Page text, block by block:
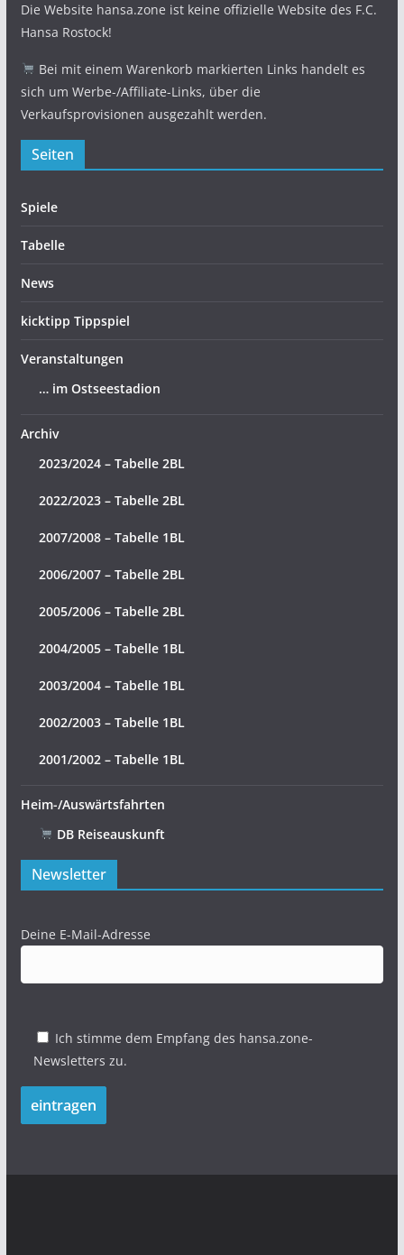
Die Website hansa.zone ist keine offizielle Website des F.C.
Hansa Rostock!
Bei mit einem Warenkorb markierten Links handelt es
sich um Werbe-/Affiliate-Links, über die
Verkaufsprovisionen ausgezahlt werden.
Seiten
Spiele
Tabelle
News
kicktipp Tippspiel
Veranstaltungen
… im Ostseestadion
Archiv
2023/2024 – Tabelle 2BL
2022/2023 – Tabelle 2BL
2007/2008 – Tabelle 1BL
2006/2007 – Tabelle 2BL
2005/2006 – Tabelle 2BL
2004/2005 – Tabelle 1BL
2003/2004 – Tabelle 1BL
2002/2003 – Tabelle 1BL
2001/2002 – Tabelle 1BL
Heim-/Auswärtsfahrten
DB Reiseauskunft
Newsletter
Deine E-Mail-Adresse
Ich stimme dem Empfang des hansa.zone-
Newsletters zu.